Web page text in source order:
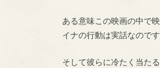
ある意味この映画の中で
イナの行動は実話なのです
そして彼らに冷たく当た